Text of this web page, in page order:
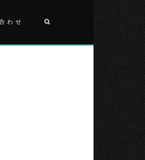
わせ
投
稿
ナ
ビ
ゲ
ー
DSC_0716